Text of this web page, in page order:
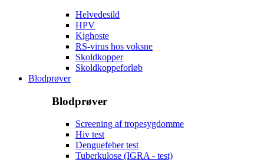
Helvedesild
HPV
Kighoste
RS-virus hos voksne
Skoldkopper
Skoldkoppeforløb
Blodprøver
Blodprøver
Screening af tropesygdomme
Hiv test
Denguefeber test
Tuberkulose (IGRA - test)